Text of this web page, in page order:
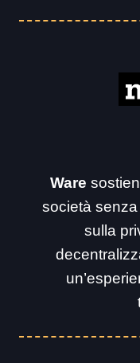
Ware
società
sulla